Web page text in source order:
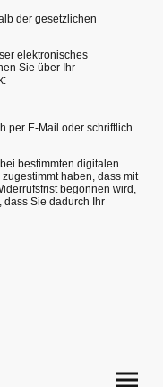
der gesetzlichen
elektronisches
Sie über Ihr
per E-Mail oder schriftlich
bestimmten digitalen
haben, dass mit
begonnen wird,
dass Sie dadurch Ihr